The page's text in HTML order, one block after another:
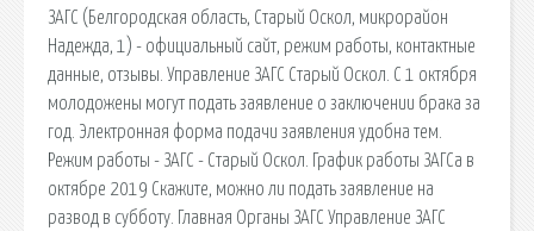
ЗАГС (Белгородская область, Старый Оскол, микрорайон
Надежда, 1) - официальный сайт, режим работы, контактные
данные, отзывы. Управление ЗАГС Старый Оскол. С 1 октября
молодожены могут подать заявление о заключении брака за
год. Электронная форма подачи заявления удобна тем.
Режим работы - ЗАГС - Старый Оскол. График работы ЗАГСа в
октябре 2019 Скажите, можно ли подать заявление на
развод в субботу. Главная Органы ЗАГС Управление ЗАГС